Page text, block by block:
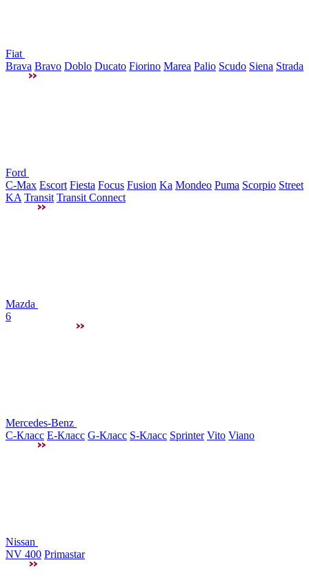
Fiat
Brava Bravo Doblo Ducato Fiorino Marea Palio Scudo Siena Strada
Ford
C-Max Escort Fiesta Focus Fusion Ka Mondeo Puma Scorpio Street
KA Transit Transit Connect
Mazda
6
Mercedes-Benz
C-Класс E-Класс G-Класс S-Класс Sprinter Vito Viano
Nissan
NV 400 Primastar